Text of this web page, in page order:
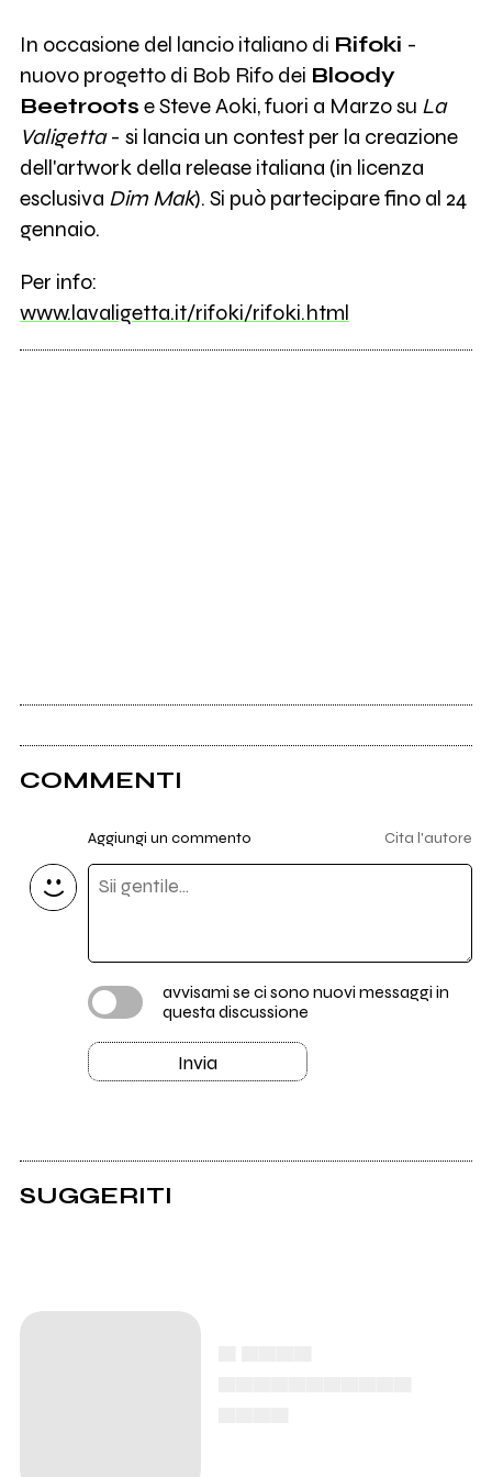
In occasione del lancio italiano di Rifoki -
nuovo progetto di Bob Rifo dei Bloody
Beetroots e Steve Aoki, fuori a Marzo su La
Valigetta- si lancia un contest per la creazione
dell'artwork della release italiana (in licenza
esclusiva Dim Mak). Si può partecipare fino al 24
gennaio.
Per info:
www.lavaligetta.it/rifoki/rifoki.html
COMMENTI
Aggiungi un commento Cita l'autore
avvisami se ci sono nuovi messaggi in
questa discussione
Invia
SUGGERITI